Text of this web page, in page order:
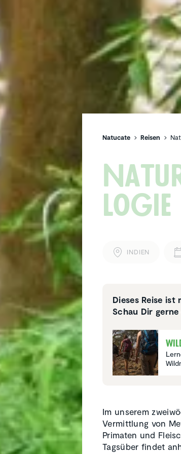
Natucate Reisen
logie
INDIEN
Dieses Reise
Schau Dir
Im unserem
Vermittlung von
Primaten und
Tagsüber findet